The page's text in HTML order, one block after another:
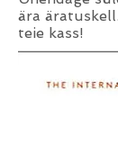
ära
teie kass!